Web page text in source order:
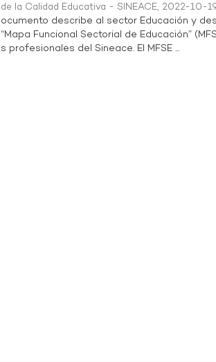
la Calidad Educativa - SINEACE, 2022-10-
describe al sector Educación y
Funcional Sectorial de Educación”
profesionales del Sineace. El MFSE ...